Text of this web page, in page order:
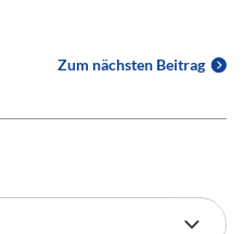
Zum nächsten Beitrag